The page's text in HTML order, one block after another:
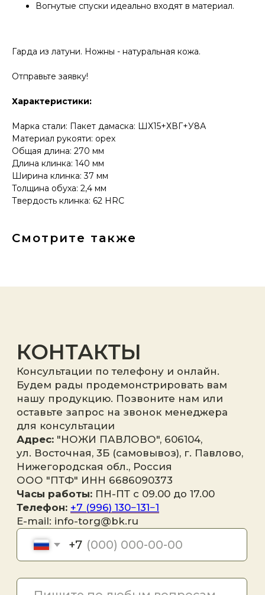
Вогнутые спуски идеально входят в материал.
Гарда из латуни. Ножны - натуральная кожа.
Отправьте заявку!
Характеристики:
Марка стали: Пакет дамаска: ШХ15+ХВГ+У8А
Материал рукояти: орех
Общая длина: 270 мм
Длина клинка: 140 мм
Ширина клинка: 37 мм
Толщина обуха: 2,4 мм
Твердость клинка: 62 HRC
Смотрите также
Будем рады продемонстрировать вам
оставьте запрос на звонок менеджера
для консультации
ул. Восточная, 3Б (самовывоз), г. Павлово,
Часы работы:ПН-ПТ с 09.00 до 17.00
Телефон: +7 (996) 130−131−1
E-mail: info-torg@bk.ru
+7